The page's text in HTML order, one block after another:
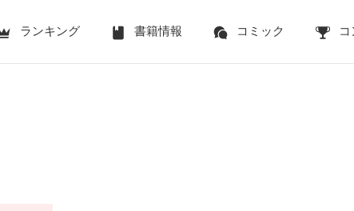
ランキング 書籍情報 コミック コ